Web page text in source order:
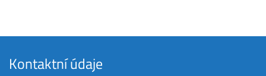
Kontaktní údaje